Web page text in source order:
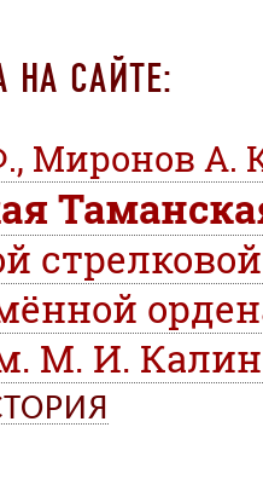
НА САЙТЕ:
Миронов А.
М. И.